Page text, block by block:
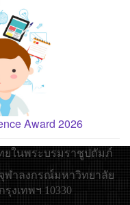
Award 2026
ยในพระบรมราชูปถัมภ์
ฬาลงกรณ์มหาวิทยาลัย
งเทพฯ 10330